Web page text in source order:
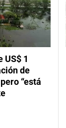
US$ 1
de
“está